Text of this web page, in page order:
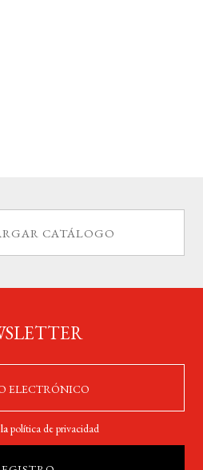
CATÁLOGO
política de privacidad